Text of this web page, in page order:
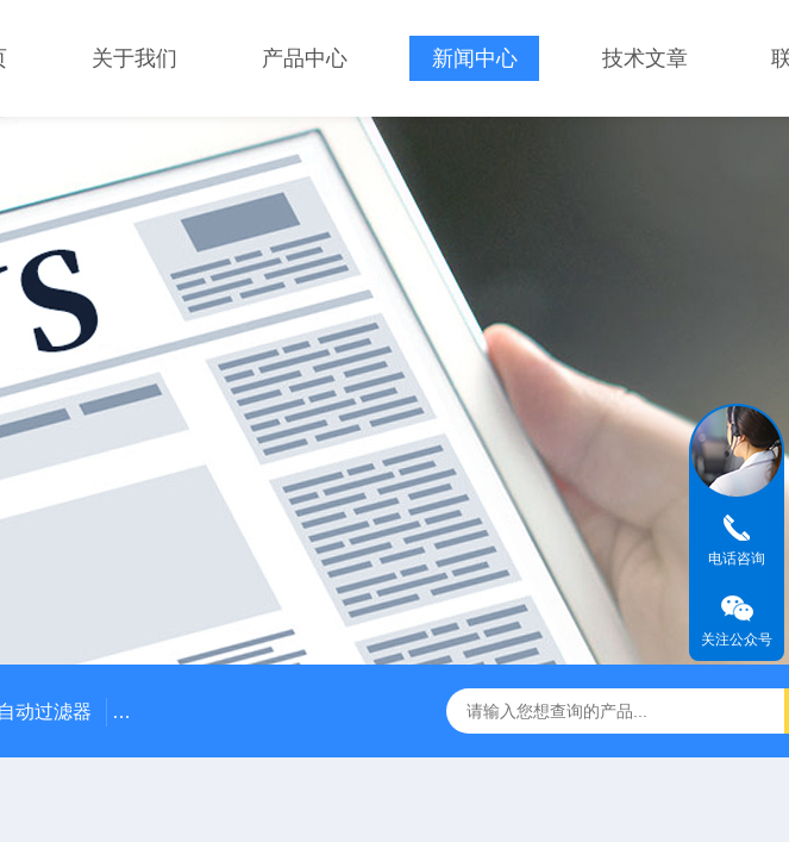
关于我们 产品中心 新闻中心 技术文章
动过滤器 全自动自清洗过滤器 全自动管道过滤器 电子水处理器
电话咨询
关注公众号